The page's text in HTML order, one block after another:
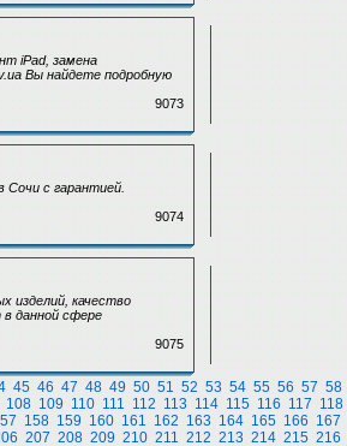
iPad, замена
Вы найдете подробную
9073
Сочи с гарантией.
9074
изделий, качество
данной сфере
9075
45 46 47 48 49 50 51 52 53 54 55 56 57 58
108 109 110 111 112 113 114 115 116 117 118
158 159 160 161 162 163 164 165 166 167
207 208 209 210 211 212 213 214 215 216